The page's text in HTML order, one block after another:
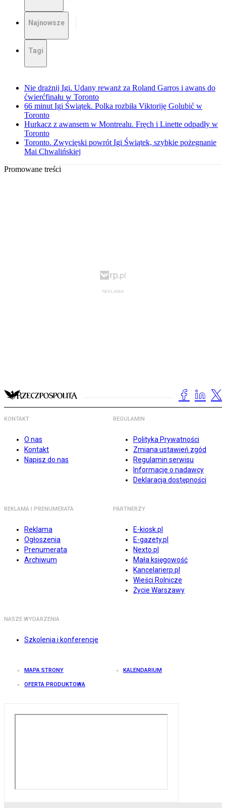
Najnowsze
Tagi
Nie drażnij Igi. Udany rewanż za Roland Garros i awans do
ćwierćfinału w Toronto
66 minut Igi Świątek. Polka rozbiła Viktoriję Golubić w
Toronto
Hurkacz z awansem w Montrealu. Fręch i Linette odpadły w
Toronto
Toronto. Zwycięski powrót Igi Świątek, szybkie pożegnanie
Mai Chwalińskiej
Promowane treści
KONTAKT
O nas
Kontakt
Napisz do nas
REGULAMIN
Polityka Prywatności
Zmiana ustawień zgód
Regulamin serwisu
Informacje o nadawcy
Deklaracja dostępności
REKLAMA I PRENUMERATA
Reklama
Ogłoszenia
Prenumerata
Archiwum
PARTNERZY
E-kiosk.pl
E-gazety.pl
Nexto.pl
Mała księgowość
Kancelarierp.pl
Wieści Rolnicze
Życie Warszawy
NASZE WYDARZENIA
Szkolenia i konferencje
MAPA STRONY KALENDARIUM
OFERTA PRODUKTOWA